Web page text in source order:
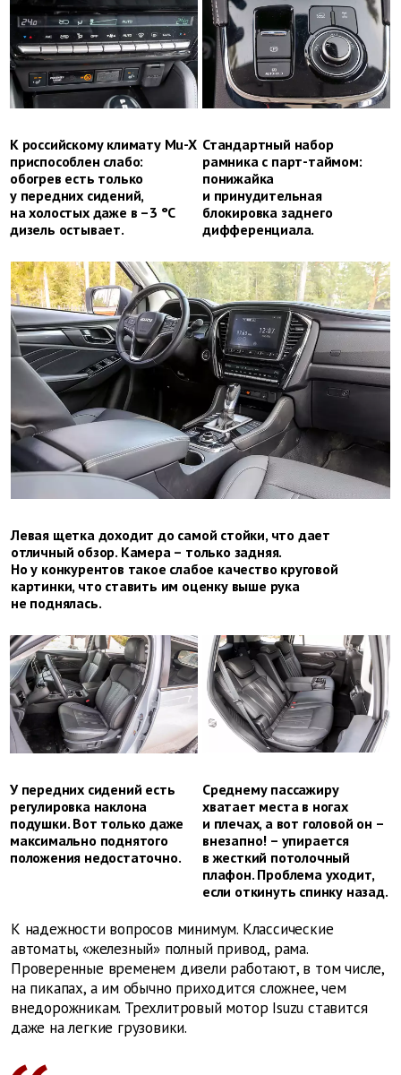
К российскому климату Mu-X
приспособлен слабо:
обогрев есть только
у передних сидений,
на холостых даже в –3 °C
дизель остывает.
Стандартный набор
рамника с парт-таймом:
понижайка
и принудительная
блокировка заднего
дифференциала.
Левая щетка доходит до самой стойки, что дает
отличный обзор. Камера – только задняя.
Но у конкурентов такое слабое качество круговой
картинки, что ставить им оценку выше рука
не поднялась.
У передних сидений есть
регулировка наклона
подушки. Вот только даже
максимально поднятого
положения недостаточно.
Среднему пассажиру
хватает места в ногах
и плечах, а вот головой он –
внезапно! – упирается
в жесткий потолочный
плафон. Проблема уходит,
если откинуть спинку назад.
К надежности вопросов минимум. Классические
автоматы, «железный» полный привод, рама.
Проверенные временем дизели работают, в том числе,
на пикапах, а им обычно приходится сложнее, чем
внедорожникам. Трехлитровый мотор Isuzu ставится
даже на легкие грузовики.